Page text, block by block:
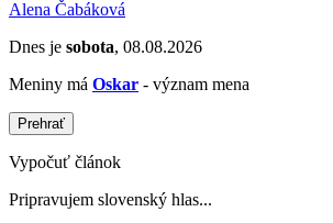
Alena Čabáková
Dnes je sobota, 08.08.2026
Meniny má Oskar - význam mena
Prehrať
Vypočuť článok
Pripravujem slovenský hlas...